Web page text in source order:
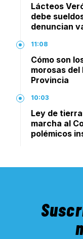
Lácteos
debe
denuncian
11:08
Cómo son
morosas del
Provincia
10:03
Ley de
marcha al
polémicos